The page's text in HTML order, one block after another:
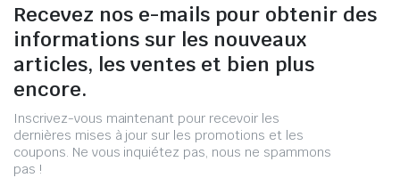
Recevez nos e-mails pour obtenir des
informations sur les nouveaux
articles, les ventes et bien plus
encore.
Inscrivez-vous maintenant pour recevoir les
dernières mises à jour sur les promotions et les
coupons. Ne vous inquiétez pas, nous ne spammons
pas !